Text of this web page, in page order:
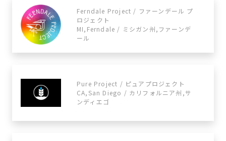
Ferndale Project / ファーンデール プ
ロジェクト
MI,Ferndale / ミシガン州,ファーンデ
ール
Pure Project / ピュアプロジェクト
CA,San Diego / カリフォルニア州,サ
ンディエゴ